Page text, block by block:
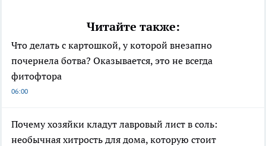
Читайте также:
Что делать с картошкой, у которой внезапно
почернела ботва? Оказывается, это не всегда
фитофтора
06:00
Почему хозяйки кладут лавровый лист в соль:
необычная хитрость для дома, которую стоит